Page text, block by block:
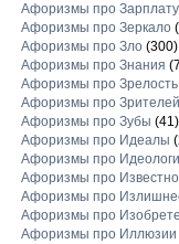
Афоризмы про Зарплату
Афоризмы про Зеркало
Афоризмы про Зло(300)
Афоризмы про Знания
Афоризмы про Зрелость
Афоризмы про Зрителей
Афоризмы про Зубы (41)
Афоризмы про Идеалы
Афоризмы про
Афоризмы про
Афоризмы про
Афоризмы про
Афоризмы про Иллюзии